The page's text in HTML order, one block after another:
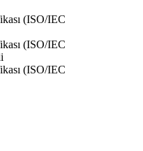
(ISO/IEC
(ISO/IEC
(ISO/IEC